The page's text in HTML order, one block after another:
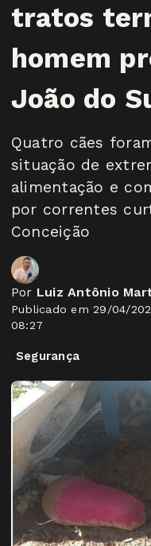
tratos
homem
João do
Quatro cães
situação de
alimentação e
por correntes
Conceição
Por Luiz Antônio
Publicado em 29/04/
08:27
Segurança